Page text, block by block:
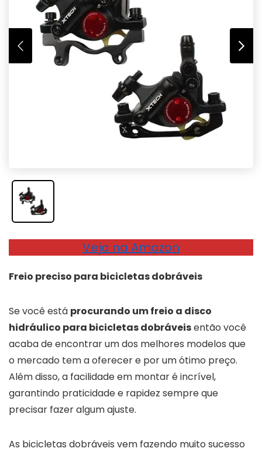
Veja na Amazon
Freio preciso para bicicletas dobráveis
Se você está procurando um freio a disco
hidráulico para bicicletas dobráveisentão você
acaba de encontrar um dos melhores modelos que
o mercado tem a oferecer e por um ótimo preço.
Além disso, a facilidade em montar é incrível,
garantindo praticidade e rapidez sempre que
precisar fazer algum ajuste.
As bicicletas dobráveis vem fazendo muito sucesso